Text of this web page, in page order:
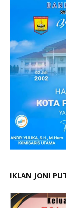
IKLAN JONI